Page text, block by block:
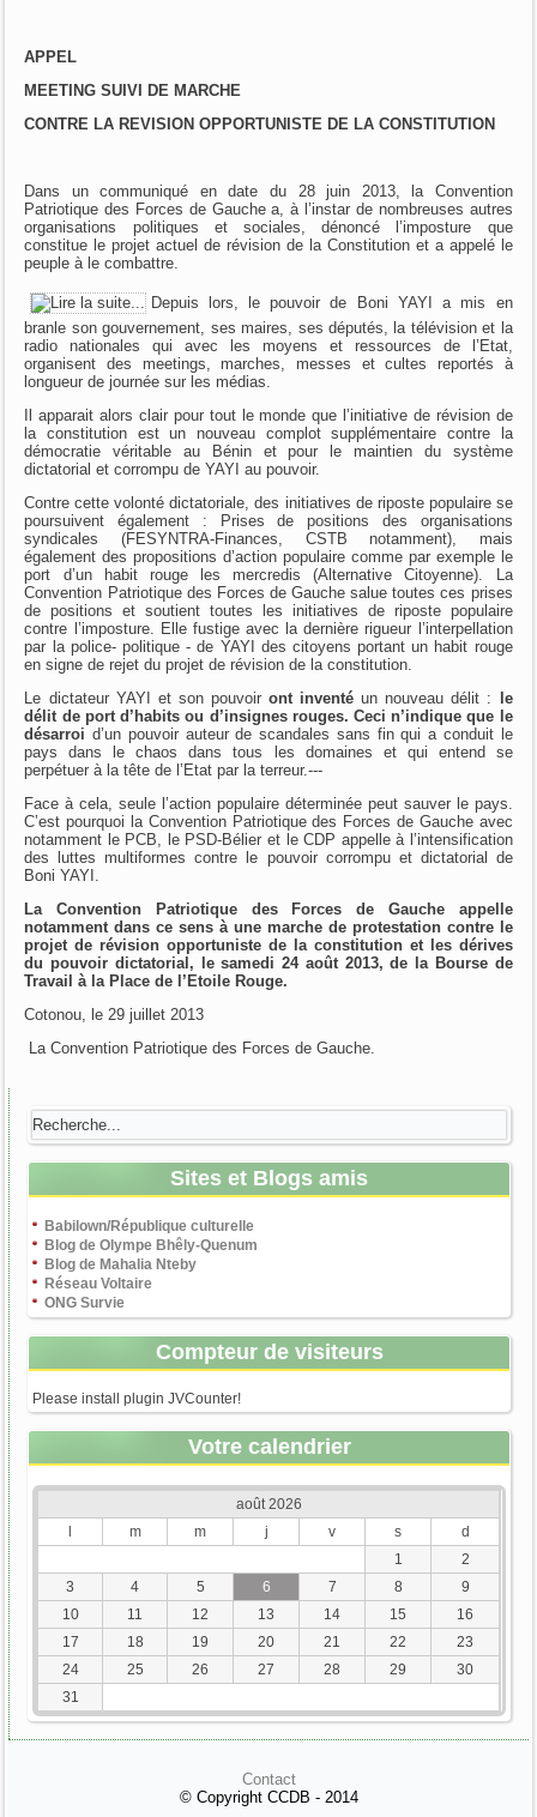
APPEL
MEETING SUIVI DE MARCHE
CONTRE LA REVISION OPPORTUNISTE DE LA CONSTITUTION
Dans un communiqué en date du 28 juin 2013, la Convention
Patriotique des Forces de Gauche a, à l’instar de nombreuses autres
organisations politiques et sociales, dénoncé l’imposture que
constitue le projet actuel de révision de la Constitution et a appelé le
peuple à le combattre.
Depuis lors, le pouvoir de Boni YAYI a mis en
branle son gouvernement, ses maires, ses députés, la télévision et la
radio nationales qui avec les moyens et ressources de l’Etat,
organisent des meetings, marches, messes et cultes reportés à
longueur de journée sur les médias.
Il apparait alors clair pour tout le monde que l’initiative de révision de
la constitution est un nouveau complot supplémentaire contre la
démocratie véritable au Bénin et pour le maintien du système
dictatorial et corrompu de YAYI au pouvoir.
Contre cette volonté dictatoriale, des initiatives de riposte populaire se
poursuivent également : Prises de positions des organisations
syndicales (FESYNTRA-Finances, CSTB notamment), mais
également des propositions d’action populaire comme par exemple le
port d’un habit rouge les mercredis (Alternative Citoyenne). La
Convention Patriotique des Forces de Gauche salue toutes ces prises
de positions et soutient toutes les initiatives de riposte populaire
contre l’imposture. Elle fustige avec la dernière rigueur l’interpellation
par la police- politique - de YAYI des citoyens portant un habit rouge
en signe de rejet du projet de révision de la constitution.
Le dictateur YAYI et son pouvoir ont inventé un nouveau délit : le
délit de port d’habits ou d’insignes rouges. Ceci n’indique que le
désarroi d’un pouvoir auteur de scandales sans fin qui a conduit le
pays dans le chaos dans tous les domaines et qui entend se
perpétuer à la tête de l’Etat par la terreur.---
Face à cela, seule l’action populaire déterminée peut sauver le pays.
C’est pourquoi la Convention Patriotique des Forces de Gauche avec
notamment le PCB, le PSD-Bélier et le CDP appelle à l’intensification
des luttes multiformes contre le pouvoir corrompu et dictatorial de
Boni YAYI.
La Convention Patriotique des Forces de Gauche appelle
notamment dans ce sens à une marche de protestation contre le
projet de révision opportuniste de la constitution et les dérives
du pouvoir dictatorial, le samedi 24 août 2013, de la Bourse de
Travail à la Place de l’Etoile Rouge.
Cotonou, le 29 juillet 2013
La Convention Patriotique des Forces de Gauche.
Sites et Blogs amis
Babilown/République culturelle
Blog de Olympe Bhêly-Quenum
Blog de Mahalia Nteby
Réseau Voltaire
ONG Survie
Compteur de visiteurs
Please install plugin JVCounter!
Votre calendrier
août 2026
l
m m j v s
d
1
2
3
4 5 6 7 8
9
10
11 12 13 14 15
16
17
18 19 20 21 22
23
24
25 26 27 28 29
30
31
Contact
© Copyright CCDB - 2014